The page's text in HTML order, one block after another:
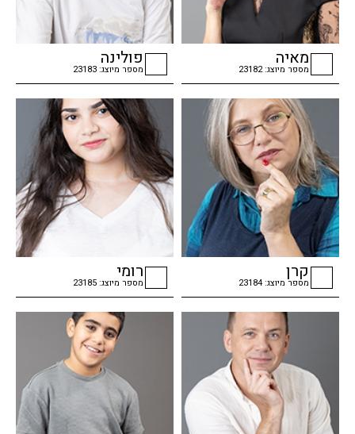
checkbox
מאיה
מספר מיוצג: 23182
checkbox
פולינה
מספר מיוצג: 23183
checkbox
קרן
מספר מיוצג: 23184
checkbox
רומי
מספר מיוצג: 23185